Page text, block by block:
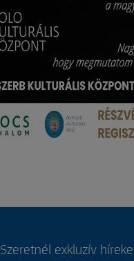
Szeretnél exkluzív